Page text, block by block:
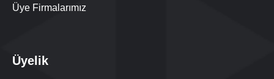
Üye Firmalarımız
Üyelik